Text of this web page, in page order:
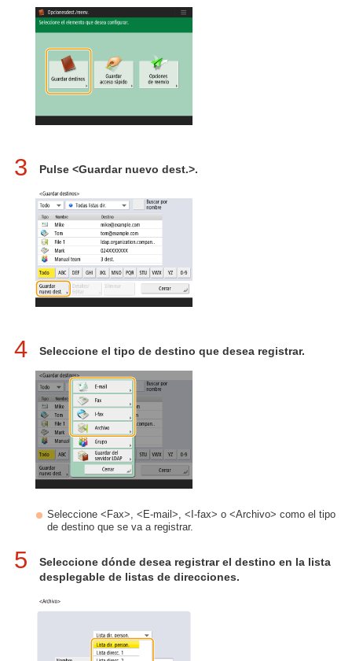
3 Pulse <Guardar nuevo dest.>.
4 Seleccione el tipo de destino que desea registrar.
Seleccione <Fax>, <E-mail>, <I-fax> o <Archivo> como el tipo
de destino que se va a registrar.
5
Seleccione dónde desea registrar el destino en la lista
desplegable de listas de direcciones.